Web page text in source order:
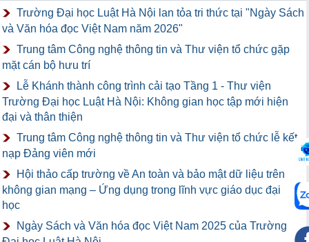
Trường Đại học Luật Hà Nội lan tỏa tri thức tại "Ngày Sách
và Văn hóa đọc Việt Nam năm 2026"
Trung tâm Công nghệ thông tin và Thư viện tổ chức gặp
mặt cán bộ hưu trí
Lễ Khánh thành công trình cải tạo Tầng 1 - Thư viện
Trường Đại học Luật Hà Nội: Không gian học tập mới hiện
đại và thân thiện
Trung tâm Công nghệ thông tin và Thư viện tổ chức lễ kết
nạp Đảng viên mới
Hội thảo cấp trường về An toàn và bảo mật dữ liệu trên
không gian mạng – Ứng dụng trong lĩnh vực giáo dục đại
học
Ngày Sách và Văn hóa đọc Việt Nam 2025 của Trường